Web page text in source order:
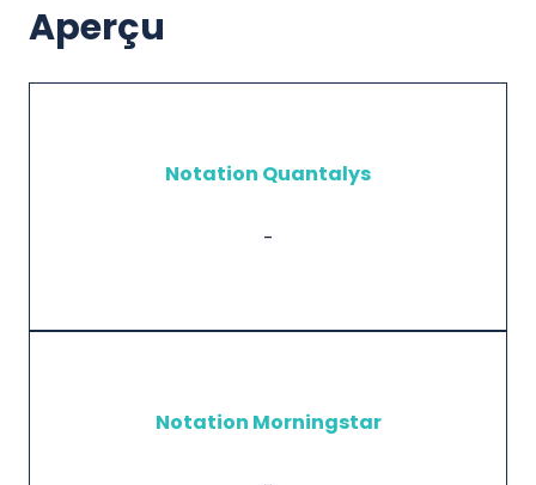
Aperçu
Notation Quantalys
-
Notation Morningstar